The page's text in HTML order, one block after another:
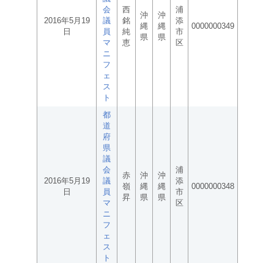
2016年5月19
日
会
議
員
マ
ニ
フ
ェ
ス
ト
西
銘
純
恵
沖
縄
県
沖
縄
県
浦
添
市
区
0000000349
2016年5月19
日
都
道
府
県
議
会
議
員
マ
ニ
フ
ェ
ス
ト
赤
嶺
昇
沖
縄
県
沖
縄
県
浦
添
市
区
0000000348